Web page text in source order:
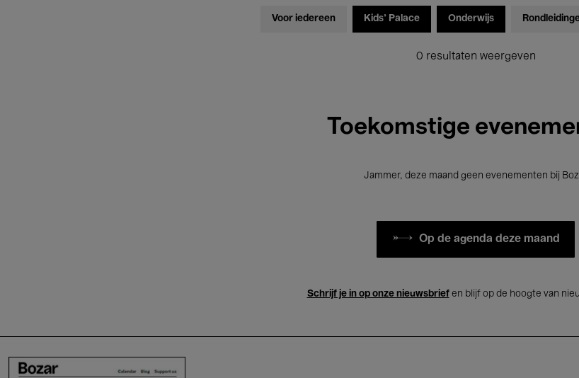
Voor iedereen Kids’ Palace Onderwijs
0 resultaten weergeven
Toekomstige
Jammer, deze maand geen evenementen bij
Op de agenda deze maand
Schrijf je in op onze nieuwsbriefen blijf op de hoogte van